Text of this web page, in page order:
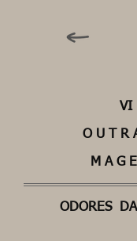
VI
O U T R
M A G
ODORES